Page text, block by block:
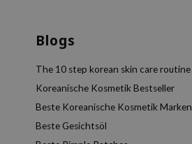
Blogs
The 10 step korean skin care routine
Koreanische Kosmetik Bestseller
Beste Koreanische Kosmetik Marken
Beste Gesichtsöl